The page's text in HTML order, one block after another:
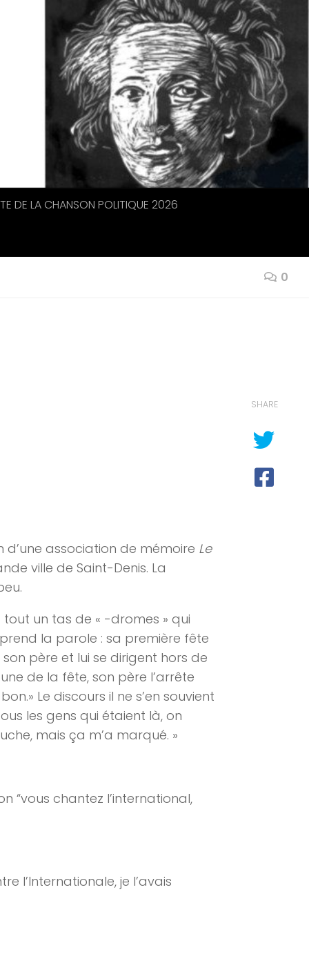
DE LA CHANSON POLITIQUE 2026
0
d’une association de mémoire Le
ville de Saint-Denis. La
un tas de « -dromes » qui
la parole : sa première fête
père et lui se dirigent hors de
de la fête, son père l’arrête
Le discours il ne s’en souvient
les gens qui étaient là, on
mais ça m’a marqué. »
“vous chantez l’international,
l’Internationale, je l’avais
SHARE